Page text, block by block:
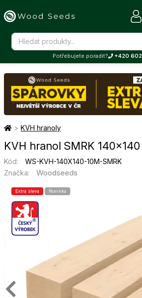
Potřebujete poradit? +420
> KVH hranoly
KVH hranol SMRK
Kód:
WS-KVH-140X140-10M-SMRK
Značka:
Woodseeds
Extra sleva Novinka